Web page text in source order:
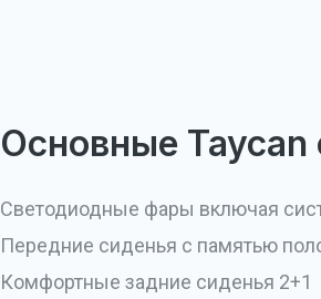
Основные Taycan
Светодиодные фары включая
Передние сиденья с памятью
Комфортные задние сиденья 2+1